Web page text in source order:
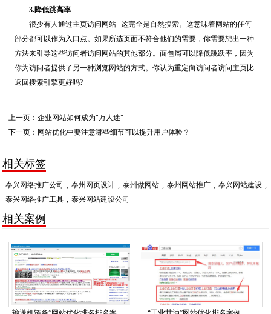
3.降低跳高率
很少有人通过主页访问网站--这完全是自然搜索。这意味着网站的任何
部分都可以作为入口点。如果所选页面不符合他们的需要，你需要想出一种
方法来引导这些访问者访问网站的其他部分。面包屑可以降低跳跃率，因为
你为访问者提供了另一种浏览网站的方式。你认为重定向访问者访问主页比
返回搜索引擎更好吗?
上一页：企业网站如何成为"万人迷"
下一页： 网站优化中要注意哪些细节可以提升用户体验？
相关标签
泰兴网络推广公司 泰州网页设计 泰州做网站 泰州网站推广 泰兴网站建设
泰兴网络推广工具
泰兴网站建设公司
相关案例